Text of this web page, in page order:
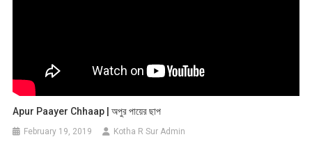
Apur Paayer Chhaap | অপুর পায়ের ছাপ
February 19, 2019 Kotha R Sur Admin